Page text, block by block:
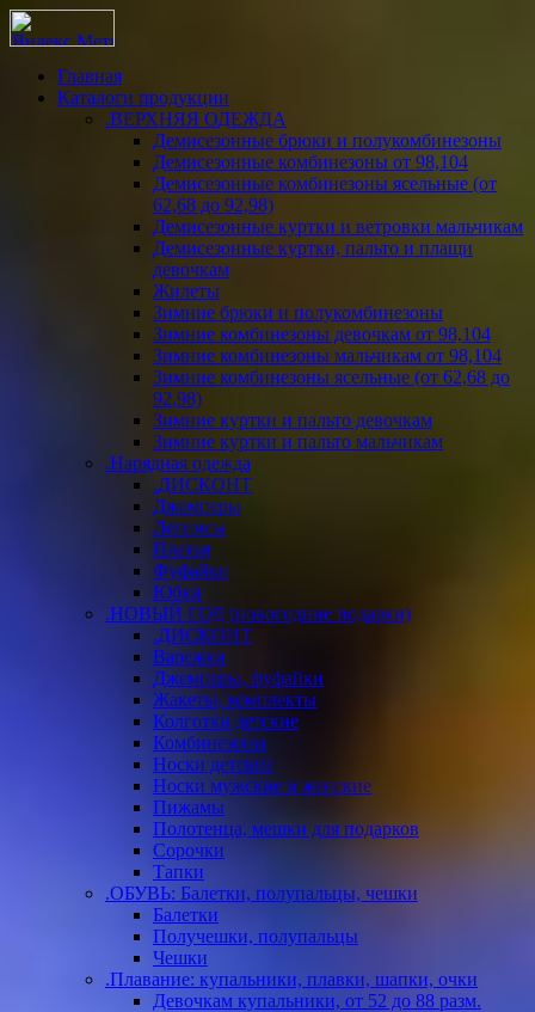
Главная
Каталоги продукции
.ВЕРХНЯЯ ОДЕЖДА
Демисезонные брюки и полукомбинезоны
Демисезонные комбинезоны от 98,104
Демисезонные комбинезоны ясельные (от
62,68 до 92,98)
Демисезонные куртки и ветровки мальчикам
Демисезонные куртки, пальто и плащи
девочкам
Жилеты
Зимние брюки и полукомбинезоны
Зимние комбинезоны девочкам от 98,104
Зимние комбинезоны мальчикам от 98,104
Зимние комбинезоны ясельные (от 62,68 до
92,98)
Зимние куртки и пальто девочкам
Зимние куртки и пальто мальчикам
.Нарядная одежда
.ДИСКОНТ
Джемперы
Легинсы
Платья
Фуфайки
Юбки
.НОВЫЙ ГОД (новогодние подарки)
.ДИСКОНТ
Варежки
Джемперы, фуфайки
Жакеты, комплекты
Колготки детские
Комбинезоны
Носки детские
Носки мужские и женские
Пижамы
Полотенца, мешки для подарков
Сорочки
Тапки
.ОБУВЬ: Балетки, полупальцы, чешки
Балетки
Получешки, полупальцы
Чешки
.Плавание: купальники, плавки, шапки, очки
Девочкам купальники, от 52 до 88 разм.